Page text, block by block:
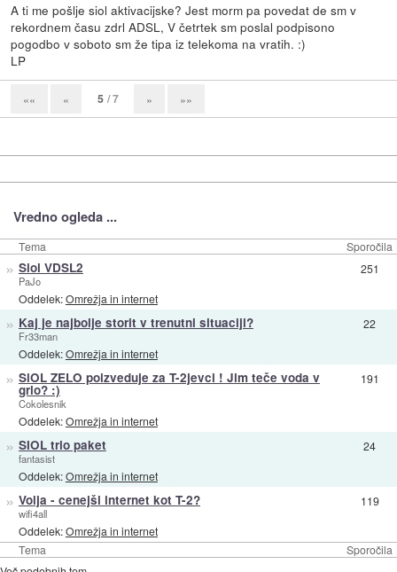
A ti me pošlje siol aktivacijske? Jest morm pa povedat de sm v
rekordnem času zdrl ADSL, V četrtek sm poslal podpisono
pogodbo v soboto sm že tipa iz telekoma na vratih. :)
LP
«« « 5 / 7 » »»
Vredno ogleda ...
Tema Sporočila
Tema Sporočila
» Siol VDSL2
PaJo
Oddelek:Omrežja in internet
251
» Kaj je najbolje storit v trenutni situaciji?
Fr33man
Oddelek:Omrežja in internet
22
» SiOL ZELO poizveduje za T-2jevci ! Jim teče voda v
grlo? :)
Cokolesnik
Oddelek:Omrežja in internet
191
» SIOL trio paket
fantasist
Oddelek:Omrežja in internet
24
» Volja - cenejši internet kot T-2?
wifi4all
Oddelek:Omrežja in internet
119